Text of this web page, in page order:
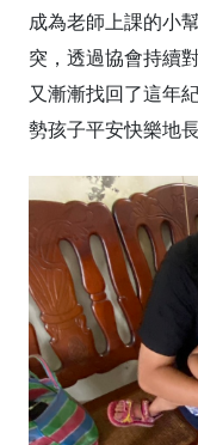
成為老師上課的小
突，透過協會持續
又漸漸找回了這年
勢孩子平安快樂地